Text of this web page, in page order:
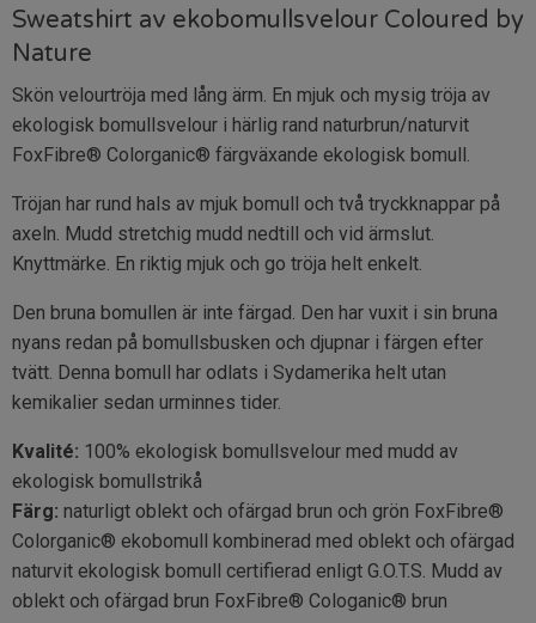
Sweatshirt av ekobomullsvelour Coloured by
Nature
Skön velourtröja med lång ärm. En mjuk och mysig tröja av
ekologisk bomullsvelour i härlig rand naturbrun/naturvit
FoxFibre® Colorganic® färgväxande ekologisk bomull.
Tröjan har rund hals av mjuk bomull och två tryckknappar på
axeln. Mudd stretchig mudd nedtill och vid ärmslut.
Knyttmärke. En riktig mjuk och go tröja helt enkelt.
Den bruna bomullen är inte färgad. Den har vuxit i sin bruna
nyans redan på bomullsbusken och djupnar i färgen efter
tvätt. Denna bomull har odlats i Sydamerika helt utan
kemikalier sedan urminnes tider.
Kvalité: 100% ekologisk bomullsvelour med mudd av
ekologisk bomullstrikå
Färg: naturligt oblekt och ofärgad brun och grön FoxFibre®
Colorganic® ekobomull kombinerad med oblekt och ofärgad
naturvit ekologisk bomull certifierad enligt G.O.T.S. Mudd av
oblekt och ofärgad brun FoxFibre® Cologanic® brun